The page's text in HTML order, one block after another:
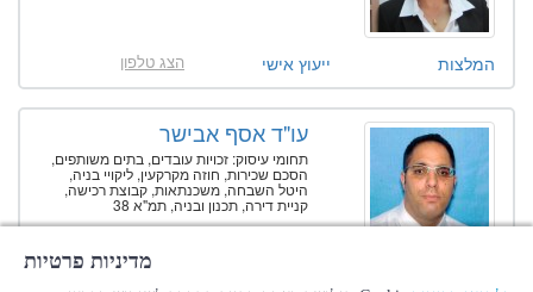
הצג טלפון ייעוץ אישי המלצות
עו"ד אסף אבישר
תחומי עיסוק: זכויות עובדים, בתים משותפים,
הסכם שכירות, חוזה מקרקעין, ליקויי בניה,
היטל השבחה, משכנתאות, קבוצת רכישה,
קניית דירה, תכנון ובניה, תמ"א 38
הצג טלפון
מדיניות פרטיות